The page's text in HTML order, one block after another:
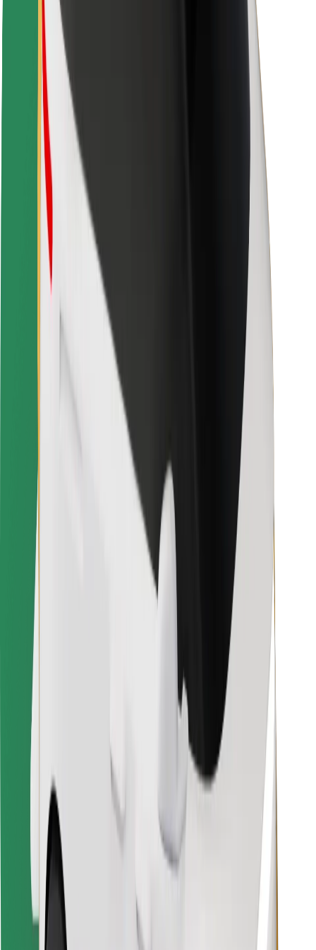
Fahrgast-Sicherheit
Fahrer-Sicherheit
E-Scooter-Sicherheit
Sicherheitslabor
Städte
Standorte
Lösungen für Städte
Flughäfen
Bolt Ladestationen
Support
Für Nutzer:innen
Für Fahrer:innen
Für Kuriere
Für Flottenbesitzer:innen
Für Restaurants
Bolt for Business
Allgemeine Geschäftsbedingungen
In wenigen Minuten zu deiner Fahrt!
Bolt Food App herunterladen